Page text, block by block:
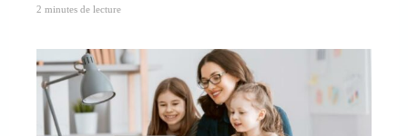
2 minutes de lecture